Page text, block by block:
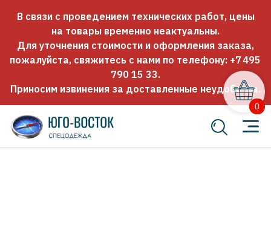
В связи с проведением технических работ, цены
на товары временно неактуальны.
Для уточнения стоимости и оформления заказа,
пожалуйста, свяжитесь с нами по телефону: +7 495
790 15 33.
Приносим извинения за доставленные неудобства.
0